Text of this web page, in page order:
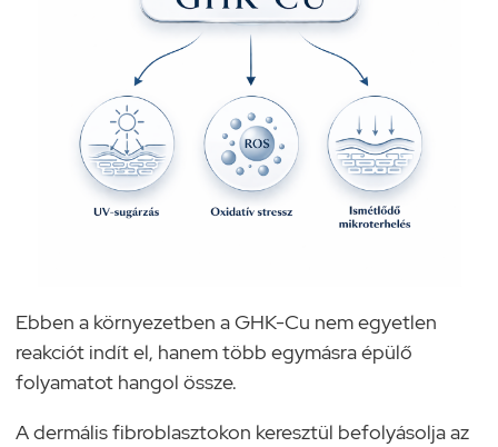
Ebben a környezetben a GHK-Cu nem egyetlen
reakciót indít el, hanem több egymásra épülő
folyamatot hangol össze.
A dermális fibroblasztokon keresztül befolyásolja az